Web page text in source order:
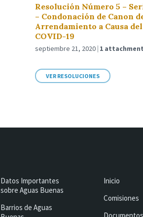
Resolución Número 5 –
– Condonación de Canon
Arrendamiento a Causa
COVID-19
septiembre 21, 2020 1 attachment
VER RESOLUCIONES
Datos Importantes
sobre Aguas Buenas
Barrios de Aguas
Inicio
Comisiones